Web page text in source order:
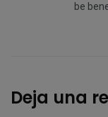
be
Deja una